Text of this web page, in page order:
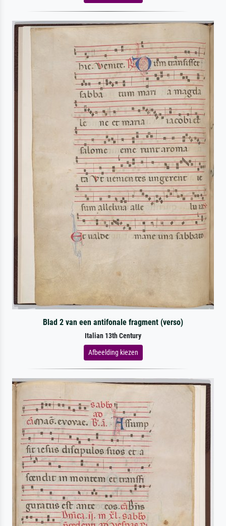
Blad 2 van een antifonale fragment (verso)
Italian 13th Century
Afbeelding kiezen